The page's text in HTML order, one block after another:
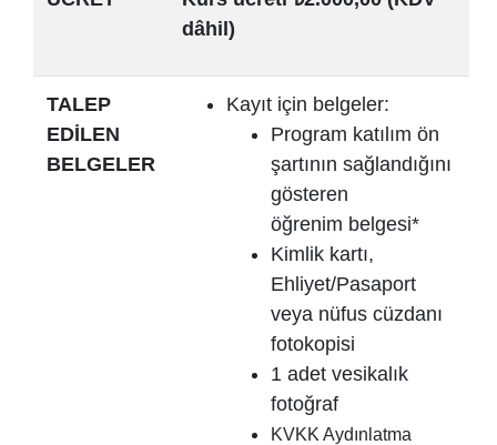
dâhil)
TALEP
EDİLEN
BELGELER
Kayıt için belgeler:
Program katılım ön
şartının sağlandığını
gösteren
öğrenim belgesi*
Kimlik kartı,
Ehliyet/Pasaport
veya nüfus cüzdanı
fotokopisi
1 adet vesikalık
fotoğraf
KVKK Aydınlatma